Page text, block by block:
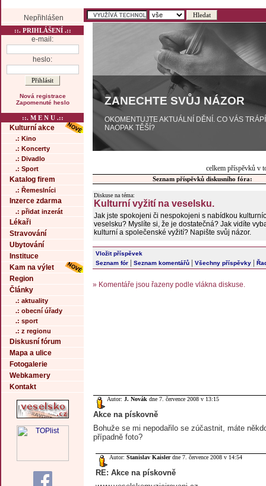
Nepřihlášen
::. PRIHLÁŠENÍ .::
e-mail:
heslo:
Nová registrace
Zapomenuté heslo
::. M E N U .::
Kulturní akce
.: Kino
.: Koncerty
.: Divadlo
.: Sport
Katalog firem
.: Řemeslníci
Inzerce zdarma
.: přidat inzerát
Lékaři
Stravování
Ubytování
Instituce
Kam na výlet
Region
Články
.: aktuality
.: obecní úřady
.: sport
.: z regionu
Diskusní fórum
Mapa a ulice
Fotogalerie
Webkamery
Kontakt
ZANECHTE SVŮJ NÁZOR
OKOMENTUJTE AKTUÁLNÍ DĚNÍ. CO VÁS
NAOPAK TĚŠÍ?
celkem příspěvků v
Seznam příspěvků diskusního fóra:
Diskuse na téma:
Kulturní vyžití na veselsku.
Jak jste spokojeni či nespokojeni s nabídkou
veselsku? Myslíte si, že je dostatečná? Jak vidíte
kulturní a společenské vyžití? Napište svůj názor.
Vložit příspěvek
Seznam fór | Seznam komentářů | Všechny příspěvky |
» Komentáře jsou řazeny podle vlákna diskuse.
Autor: J. Novák dne 7. července 2008 v 13:15
Akce na pískovně
Bohuže se mi nepodařilo se zúčastnit, máte
případně foto?
Autor: Stanislav Kaislerdne 7. července 2008 v 14:54
RE: Akce na pískovně